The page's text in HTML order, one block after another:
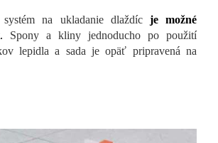
na ukladanie dlaždíc je možné
. Spony a kliny jednoducho po použití
lepidla a sada je opäť pripravená na